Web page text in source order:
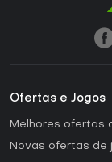
Ofertas e Jogos
Melhores ofertas
Novas ofertas de